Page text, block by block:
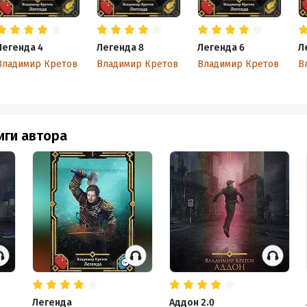
4
Кретов
Легенда 8
Владимир Кретов
Легенда 6
Владимир Кретов
автора
Легенда
Аддон 2.0